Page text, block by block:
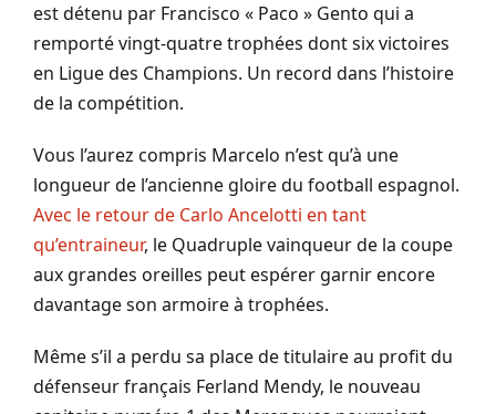
est détenu par Francisco « Paco » Gento qui a
remporté vingt-quatre trophées dont six victoires
en Ligue des Champions. Un record dans l’histoire
de la compétition.
Vous l’aurez compris Marcelo n’est qu’à une
longueur de l’ancienne gloire du football espagnol.
Avec le retour de Carlo Ancelotti en tant
qu’entraineur, le Quadruple vainqueur de la coupe
aux grandes oreilles peut espérer garnir encore
davantage son armoire à trophées.
Même s’il a perdu sa place de titulaire au profit du
défenseur français Ferland Mendy, le nouveau